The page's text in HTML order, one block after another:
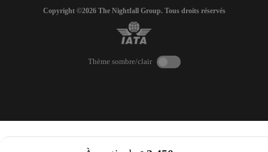
Copyright ©2026 The Nightfall Group. Tous droits réservés
Thème sombre/clair